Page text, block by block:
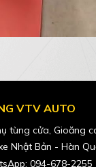
VTV AUTO
tùng cửa, Gioăng
Nhật Bản - Hàn
094-678-2255